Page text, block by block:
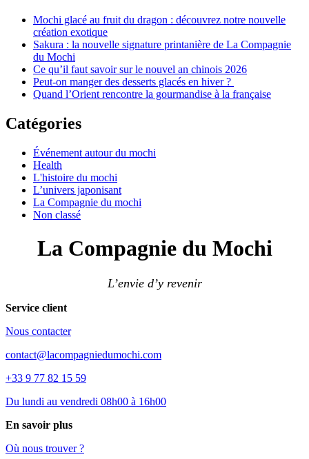
Mochi glacé au fruit du dragon : découvrez notre nouvelle
création exotique
Sakura : la nouvelle signature printanière de La Compagnie
du Mochi
Ce qu’il faut savoir sur le nouvel an chinois 2026
Peut-on manger des desserts glacés en hiver ?
Quand l’Orient rencontre la gourmandise à la française
Catégories
Événement autour du mochi
Health
L'histoire du mochi
L’univers japonisant
La Compagnie du mochi
Non classé
La Compagnie du Mochi
L’envie d’y revenir
Service client
Nous contacter
contact@lacompagniedumochi.com
+33 9 77 82 15 59
Du lundi au vendredi 08h00 à 16h00
En savoir plus
Où nous trouver ?